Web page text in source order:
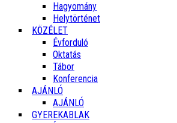
Hagyomány
Helytörténet
KÖZÉLET
Évforduló
Oktatás
Tábor
Konferencia
AJÁNLÓ
AJÁNLÓ
GYEREKABLAK